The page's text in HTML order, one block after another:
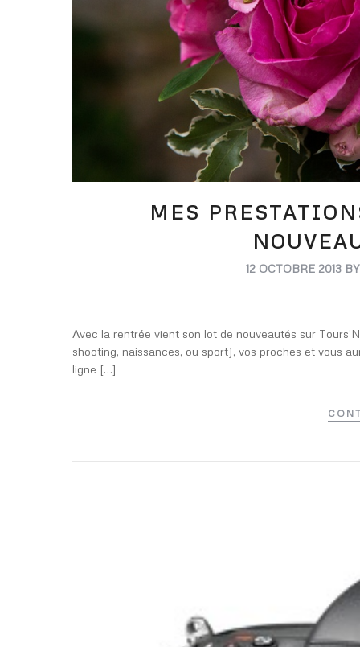
MES
12 OCTOBRE 2013
Avec la rentrée vient son lot de nouveautés sur
shooting, naissances, ou sport), vos proches et vous
ligne […]